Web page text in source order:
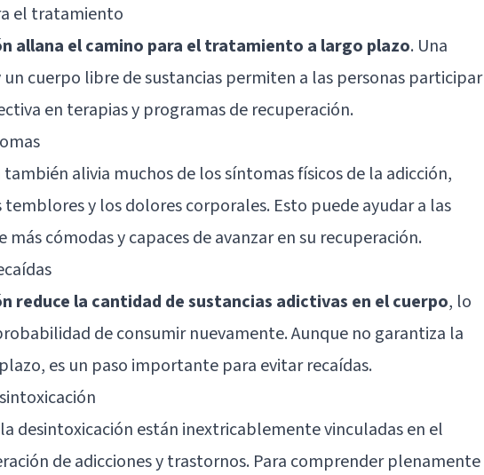
el tratamiento
allana el camino para el tratamiento a largo plazo. Una
cuerpo libre de sustancias permiten a las personas participar
en terapias y programas de recuperación.
alivia muchos de los síntomas físicos de la adicción,
y los dolores corporales. Esto puede ayudar a las
más cómodas y capaces de avanzar en su recuperación.
reduce la cantidad de sustancias adictivas en el cuerpo, lo
de consumir nuevamente. Aunque no garantiza la
es un paso importante para evitar recaídas.
desintoxicación están inextricablemente vinculadas en el
de adicciones y trastornos. Para comprender plenamente